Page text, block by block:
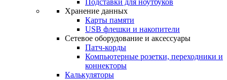
Подставки для ноутбуков
Хранение данных
Карты памяти
USB флешки и накопители
Сетевое оборудование и аксессуары
Патч-корды
Компьютерные розетки, переходники и
коннекторы
Калькуляторы